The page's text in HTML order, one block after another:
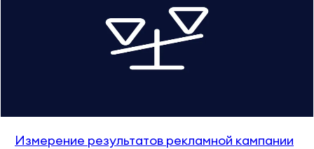
Измерение результатов рекламной кампании